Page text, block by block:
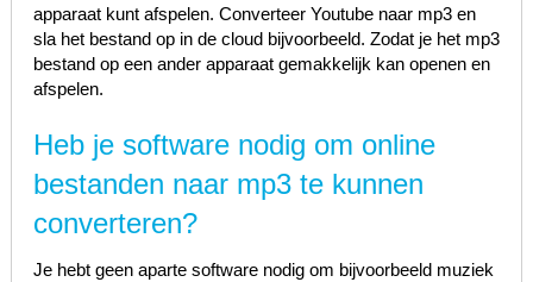
apparaat kunt afspelen. Converteer Youtube naar mp3 en
sla het bestand op in de cloud bijvoorbeeld. Zodat je het mp3
bestand op een ander apparaat gemakkelijk kan openen en
afspelen.
Heb je software nodig om online
bestanden naar mp3 te kunnen
converteren?
Je hebt geen aparte software nodig om bijvoorbeeld muziek